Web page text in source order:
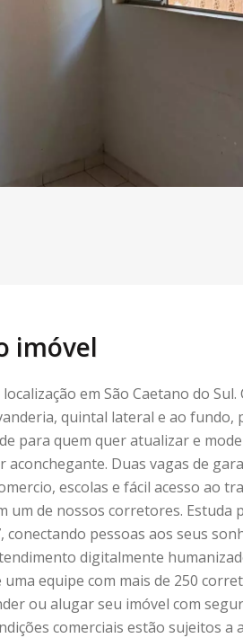
imóvel
em São Caetano do
quintal lateral e ao fundo,
para quem quer atualizar e
Duas vagas de
escolas e fácil acesso ao
um de nossos corretores. Estuda
conectando pessoas aos seus
digitalmente
uma equipe com mais de 250
ou alugar seu imóvel com
comerciais estão sujeitos a